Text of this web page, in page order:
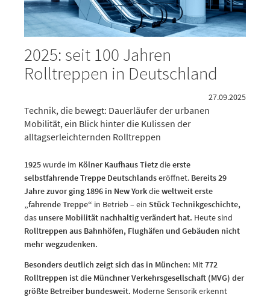
2025: seit 100 Jahren
Rolltreppen in Deutschland
27.09.2025
Technik, die bewegt: Dauerläufer der urbanen
Mobilität, ein Blick hinter die Kulissen der
alltagserleichternden Rolltreppen
1925wurde im Kölner Kaufhaus Tietzdieerste
selbstfahrende Treppe Deutschlandseröffnet. Bereits 29
Jahre zuvor ging 1896 in New Yorkdieweltweit erste
„fahrende Treppe“ in Betrieb – ein Stück Technikgeschichte,
das unsere Mobilität nachhaltig verändert hat. Heute sind
Rolltreppen aus Bahnhöfen, Flughäfen und Gebäuden nicht
mehr wegzudenken.
Besonders deutlich zeigt sich das in München: Mit772
Rolltreppen ist die Münchner Verkehrsgesellschaft (MVG) der
größte Betreiber bundesweit. Moderne Sensorik erkennt